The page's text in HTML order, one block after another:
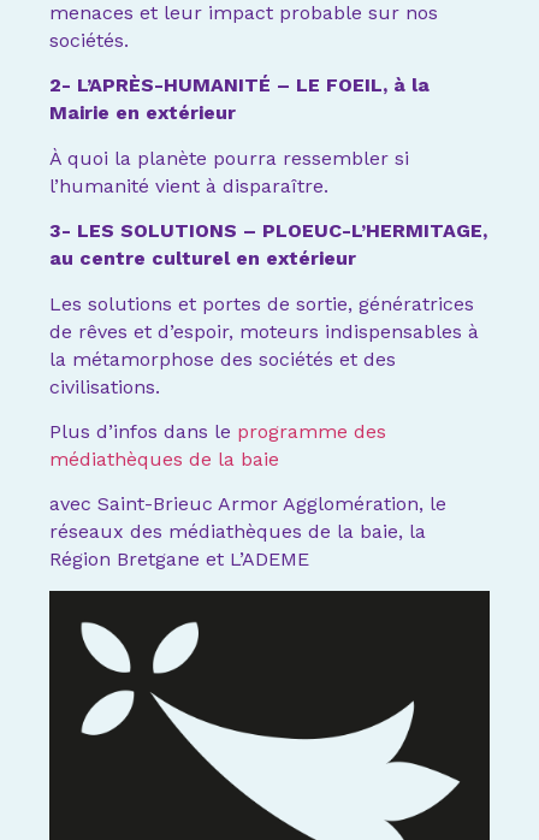
menaces et leur impact probable sur nos
sociétés.
2- L’APRÈS-HUMANITÉ – LE FOEIL, à la
Mairie en extérieur
À quoi la planète pourra ressembler si
l’humanité vient à disparaître.
3- LES SOLUTIONS – PLOEUC-L’HERMITAGE,
au centre culturel en extérieur
Les solutions et portes de sortie, génératrices
de rêves et d’espoir, moteurs indispensables à
la métamorphose des sociétés et des
civilisations.
Plus d’infos dans le programme des
médiathèques de la baie
avec Saint-Brieuc Armor Agglomération, le
réseaux des médiathèques de la baie, la
Région Bretgane et L’ADEME